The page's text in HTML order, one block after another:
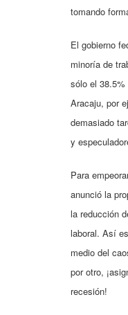
tomando
El gobierno
minoría de
sólo el
Aracaju, por
demasiado
y
Para
anunció la
la reducción
laboral. Así
medio del
por otro,
recesión!